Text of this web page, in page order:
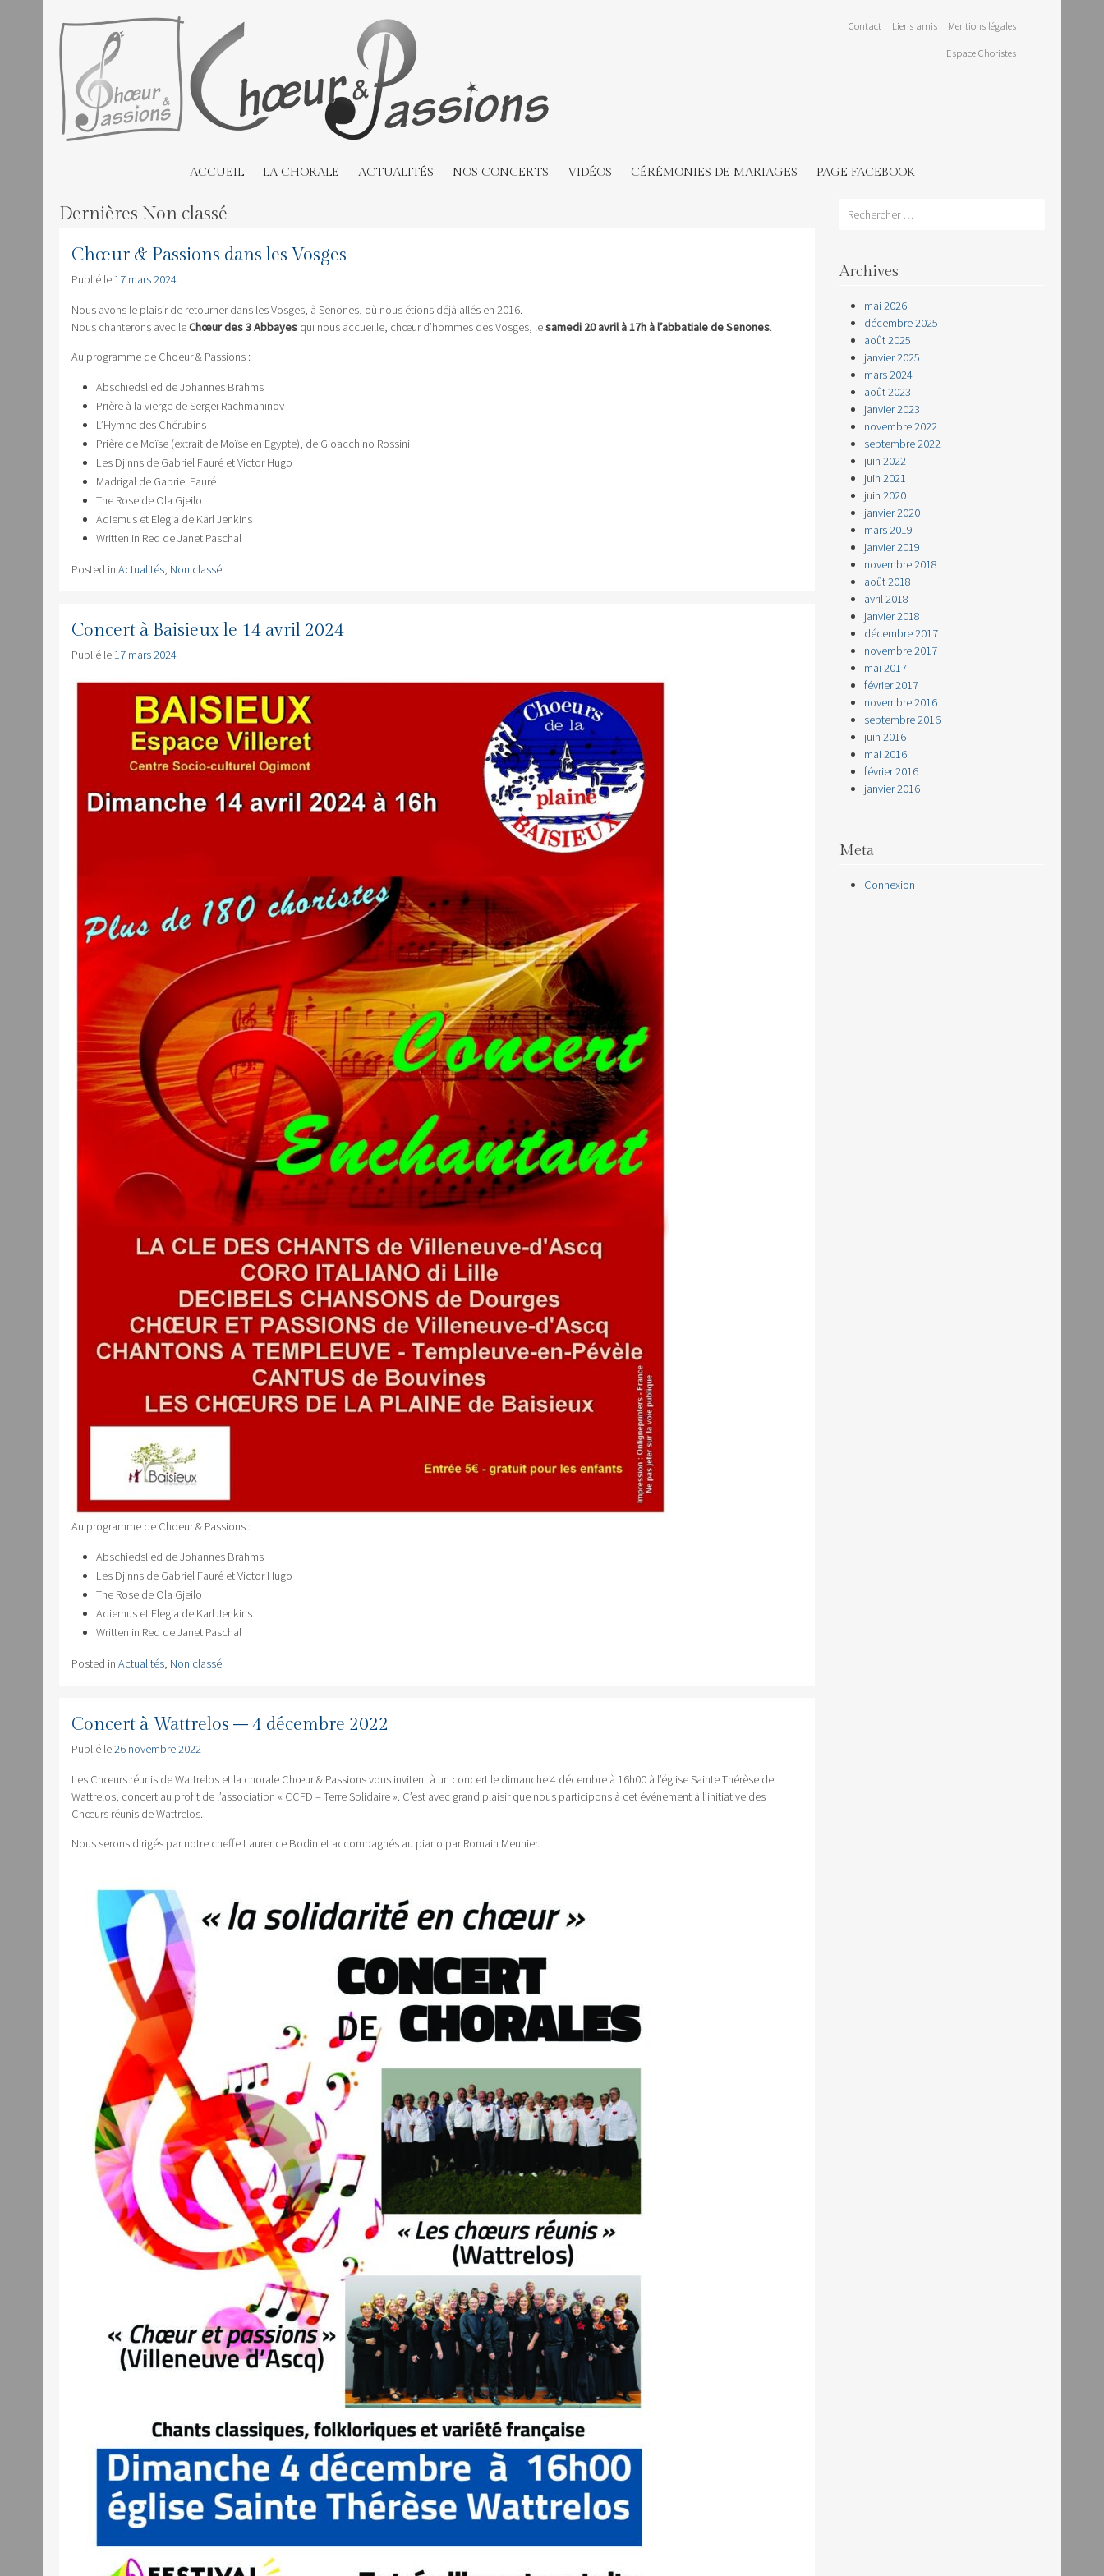
Contact Liens amis Mentions légales
Espace Choristes
ACCUEIL LA CHORALE ACTUALITÉS NOS CONCERTS VIDÉOS CÉRÉMONIES DE MARIAGES PAGE FACEBOOK
Dernières Non classé
Chœur & Passions dans les Vosges
Publié le 17 mars 2024
Nous avons le plaisir de retourner dans les Vosges, à Senones, où nous étions déjà allés en 2016.
Nous chanterons avec leChœur des 3 Abbayes qui nous accueille, chœur d’hommes des Vosges, lesamedi 20 avril à 17h à l’abbatiale de Senones.
Au programme de Choeur & Passions :
Abschiedslied de Johannes Brahms
Prière à la vierge de Sergeï Rachmaninov
L’Hymne des Chérubins
Prière de Moïse (extrait de Moïse en Egypte), de Gioacchino Rossini
Les Djinns de Gabriel Fauré et Victor Hugo
Madrigal de Gabriel Fauré
The Rose de Ola Gjeilo
Adiemus et Elegia de Karl Jenkins
Written in Red de Janet Paschal
Posted in Actualités, Non classé
Concert à Baisieux le 14 avril 2024
Publié le 17 mars 2024
Au programme de Choeur & Passions :
Abschiedslied de Johannes Brahms
Les Djinns de Gabriel Fauré et Victor Hugo
The Rose de Ola Gjeilo
Adiemus et Elegia de Karl Jenkins
Written in Red de Janet Paschal
Posted in Actualités, Non classé
Concert à Wattrelos – 4 décembre 2022
Publié le26 novembre 2022
Les Chœurs réunis de Wattrelos et la chorale Chœur & Passions vous invitent à un concert le dimanche 4 décembre à 16h00 à l’église Sainte Thérèse de
Wattrelos, concert au profit de l’association « CCFD – Terre Solidaire ». C’est avec grand plaisir que nous participons à cet événement à l’initiative des
Chœurs réunis de Wattrelos.
Nous serons dirigés par notre cheffe Laurence Bodin et accompagnés au piano par Romain Meunier.
Search
Archives
mai 2026
décembre 2025
août 2025
janvier 2025
mars 2024
août 2023
janvier 2023
novembre 2022
septembre 2022
juin 2022
juin 2021
juin 2020
janvier 2020
mars 2019
janvier 2019
novembre 2018
août 2018
avril 2018
janvier 2018
décembre 2017
novembre 2017
mai 2017
février 2017
novembre 2016
septembre 2016
juin 2016
mai 2016
février 2016
janvier 2016
Meta
Connexion